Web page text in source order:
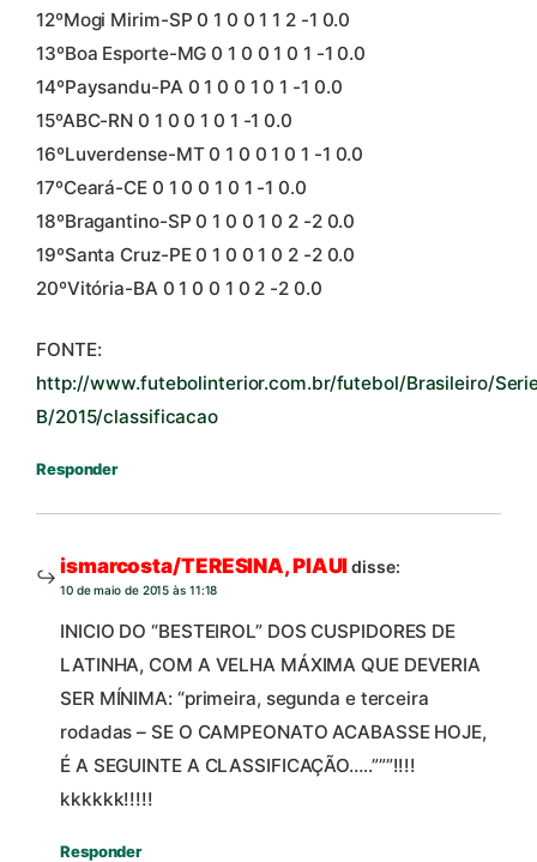
12ºMogi Mirim-SP 0 1 0 0 1 1 2 -1 0.0
13ºBoa Esporte-MG 0 1 0 0 1 0 1 -1 0.0
14ºPaysandu-PA 0 1 0 0 1 0 1 -1 0.0
15ºABC-RN 0 1 0 0 1 0 1 -1 0.0
16ºLuverdense-MT 0 1 0 0 1 0 1 -1 0.0
17ºCeará-CE 0 1 0 0 1 0 1 -1 0.0
18ºBragantino-SP 0 1 0 0 1 0 2 -2 0.0
19ºSanta Cruz-PE 0 1 0 0 1 0 2 -2 0.0
20ºVitória-BA 0 1 0 0 1 0 2 -2 0.0
FONTE:
http://www.futebolinterior.com.br/futebol/Brasileiro/
B/2015/classificacao
Responder
ismarcosta/TERESINA, PIAUIdisse:
10 de maio de 2015 às 11:18
INICIO DO “BESTEIROL” DOS CUSPIDORES DE
LATINHA, COM A VELHA MÁXIMA QUE DEVERIA
SER MÍNIMA: “primeira, segunda e terceira
rodadas – SE O CAMPEONATO ACABASSE HOJE,
É A SEGUINTE A CLASSIFICAÇÃO…..”””!!!!
kkkkkk!!!!!
Responder